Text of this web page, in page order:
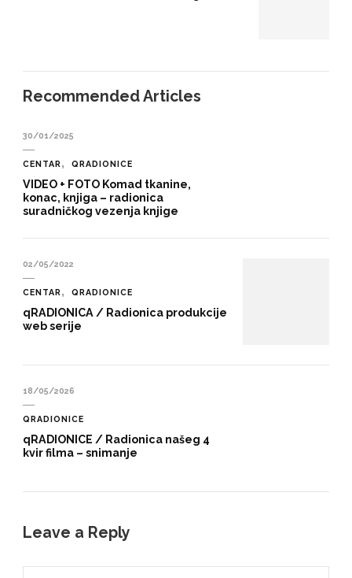
Recommended Articles
30/01/2025
CENTAR QRADIONICE
VIDEO + FOTO Komad tkanine,
konac, knjiga – radionica
suradničkog vezenja knjige
02/05/2022
CENTAR QRADIONICE
qRADIONICA / Radionica produkcije
web serije
18/05/2026
QRADIONICE
qRADIONICE / Radionica našeg 4
kvir filma – snimanje
Leave a Reply